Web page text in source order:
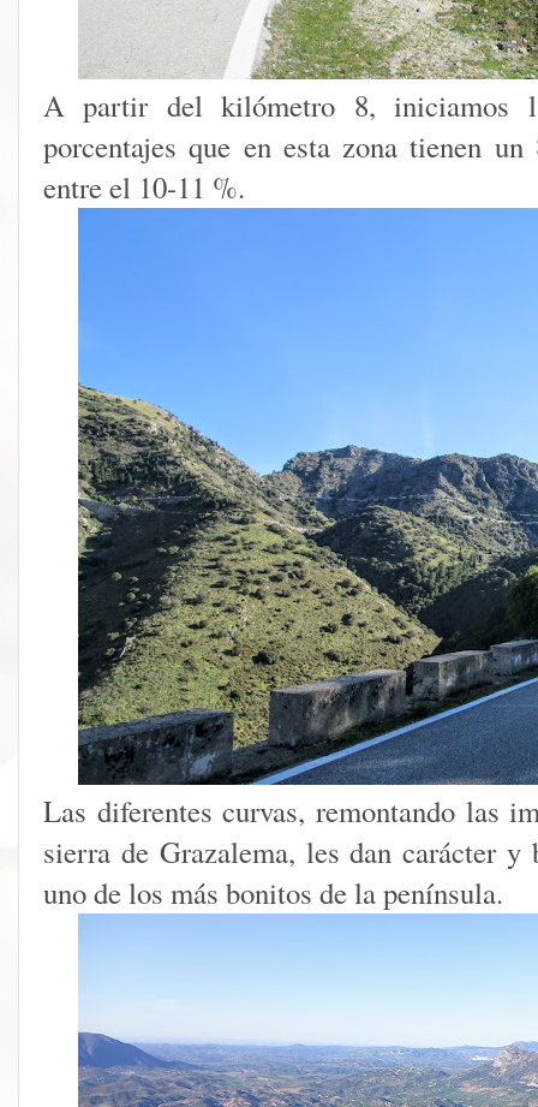
A partir del kilómetro 8, iniciamos
porcentajes que en esta zona tienen
entre el 10-11 %.
Las diferentes curvas, remontando las
sierra de Grazalema, les dan carácter y
uno de los más bonitos de la península.